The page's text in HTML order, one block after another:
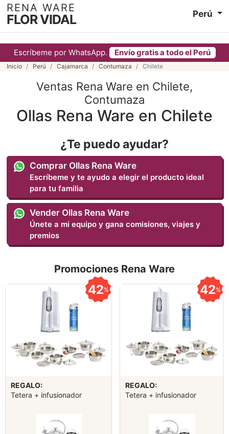
Escríbeme por WhatsApp. Envío gratis a todo el Perú
RENA WARE
FLOR VIDAL Perú
Inicio Perú Cajamarca Contumaza Chilete
Ventas Rena Ware en Chilete,
Contumaza
Ollas Rena Ware en Chilete
¿Te puedo ayudar?
Comprar Ollas Rena Ware
Escríbeme y te ayudo a elegir el producto ideal
para tu familia
Vender Ollas Rena Ware
Únete a mi equipo y gana comisiones, viajes y
premios
Promociones Rena Ware
42%
REGALO:
Tetera + infusionador
42%
REGALO:
Tetera + infusionador